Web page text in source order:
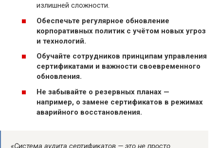
излишней сложности.
Обеспечьте регулярное обновление
корпоративных политик с учётом новых угроз
и технологий.
Обучайте сотрудников принципам управления
сертификатами и важности своевременного
обновления.
Не забывайте о резервных планах —
например, о замене сертификатов в режимах
аварийного восстановления.
«Система аудита сертификатов — это не просто